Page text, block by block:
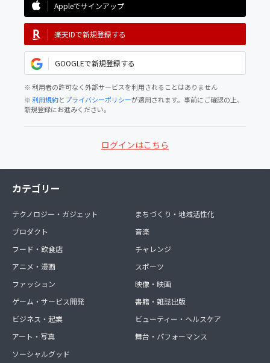
Appleでサインアップ
楽天IDで新規登録する
GOOGLEで新規登録する
※ 利用者の許可なく外部サービスを利用されることはありません
※利用規約とプライバシーポリシーが適用されます。事前にご確認の上、
新規登録にお進みください。
ログインはこちら
カテゴリー
テクノロジー・ガジェット
プロダクト
フード・飲食店
アニメ・漫画
ファッション
ゲーム・サービス開発
ビジネス・起業
アート・写真
ソーシャルグッド
まちづくり・地域活性化
音楽
チャレンジ
スポーツ
映像・映画
書籍・雑誌出版
ビューティー・ヘルスケア
舞台・パフォーマンス